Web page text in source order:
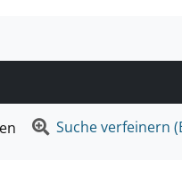
wollen.Suche verfeinern